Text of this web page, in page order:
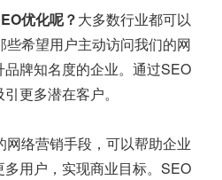
优化呢？大多数行业都可以
希望用户主动访问我们的网
牌知名度的企业。通过SEO
更多潜在客户。
络营销手段，可以帮助企业
用户，实现商业目标。SEO